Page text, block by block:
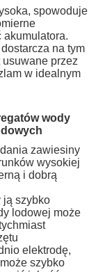
spowoduje
akumulatora.
na tym
usuwane przez
w idealnym
wody
zawiesiny
wysokiej
i dobrą
ją szybko
lodowej może
elektrodę,
szybko